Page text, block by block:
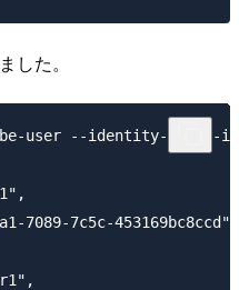
した。
user --identity-store-id d-
7089-7c5c-453169bc8ccd",